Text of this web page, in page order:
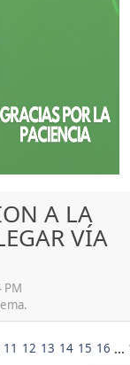
A LA
VÍA
PM
11 12 13 14 15 16 ...